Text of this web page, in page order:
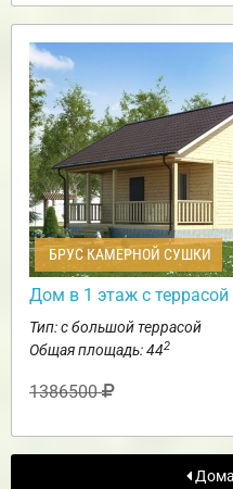
БРУС КАМЕРНОЙ СУШКИ
Дом в 1 этаж с террасой
Тип: с большой террасой
Общая площадь: 442
1386500
Дома